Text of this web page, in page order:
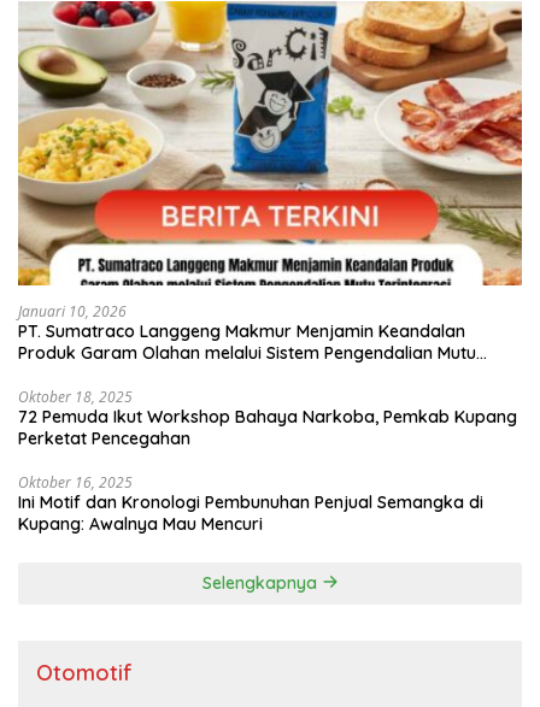
Januari 10, 2026
PT. Sumatraco Langgeng Makmur Menjamin Keandalan
Produk Garam Olahan melalui Sistem Pengendalian Mutu
Oktober 18, 2025
72 Pemuda Ikut Workshop Bahaya Narkoba, Pemkab Kupang
Perketat Pencegahan
Oktober 16, 2025
Ini Motif dan Kronologi Pembunuhan Penjual Semangka di
Kupang: Awalnya Mau Mencuri
Selengkapnya
Otomotif